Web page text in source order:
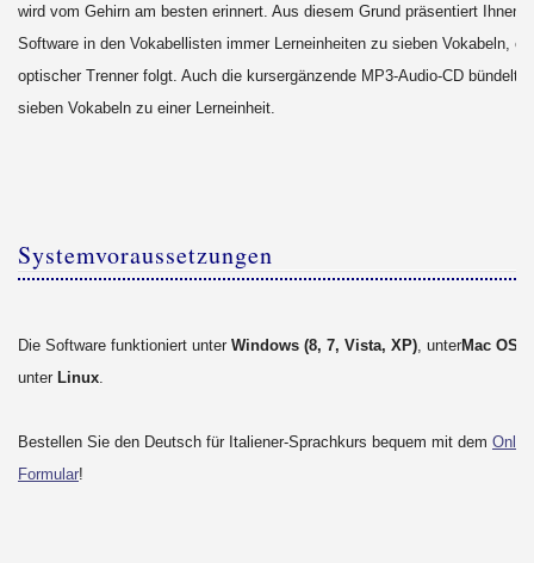
wird vom Gehirn am besten erinnert. Aus diesem Grund präsentiert Ihnen
Software in den Vokabellisten immer Lerneinheiten zu sieben Vokabeln,
optischer Trenner folgt. Auch die kursergänzende MP3-Audio-CD bündelt
sieben Vokabeln zu einer Lerneinheit.
Systemvoraussetzungen
Die Software funktioniert unter Windows (8, 7, Vista, XP), unterMac OS X
unter Linux.
Bestellen Sie den Deutsch für Italiener-Sprachkurs bequem mit dem
Formular!